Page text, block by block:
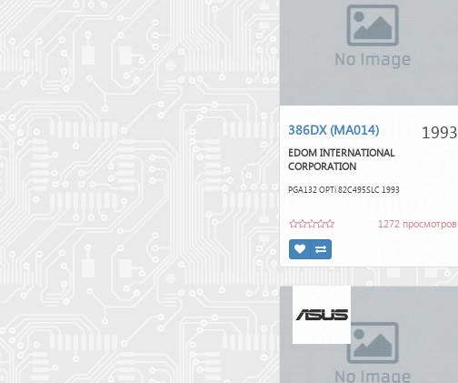
1993
386DX (MA014)
EDOM INTERNATIONAL
CORPORATION
PGA132 OPTi 82C495SLC 1993
1272 просмотров